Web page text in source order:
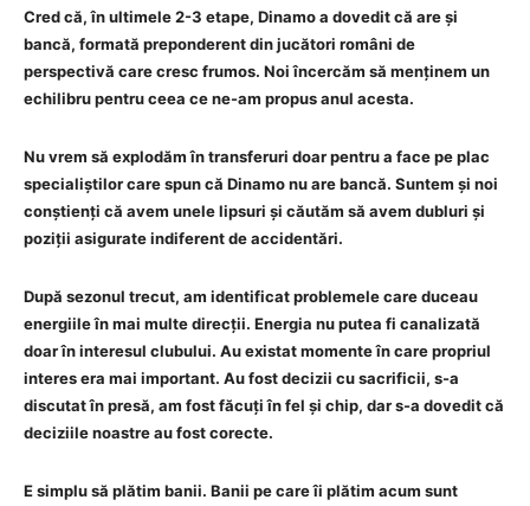
Cred că, în ultimele 2-3 etape, Dinamo a dovedit că are și
bancă, formată preponderent din jucători români de
perspectivă care cresc frumos. Noi încercăm să menținem un
echilibru pentru ceea ce ne-am propus anul acesta.
Nu vrem să explodăm în transferuri doar pentru a face pe plac
specialiștilor care spun că Dinamo nu are bancă. Suntem și noi
conștienți că avem unele lipsuri și căutăm să avem dubluri și
poziții asigurate indiferent de accidentări.
După sezonul trecut, am identificat problemele care duceau
energiile în mai multe direcții. Energia nu putea fi canalizată
doar în interesul clubului. Au existat momente în care propriul
interes era mai important. Au fost decizii cu sacrificii, s-a
discutat în presă, am fost făcuți în fel și chip, dar s-a dovedit că
deciziile noastre au fost corecte.
E simplu să plătim banii. Banii pe care îi plătim acum sunt